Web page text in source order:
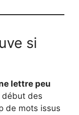
si
lettre peu
des
de mots issus